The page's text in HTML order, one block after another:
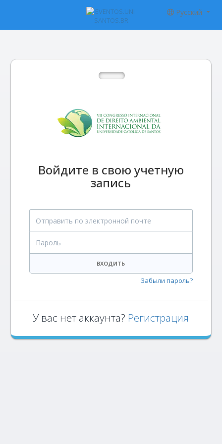
Русский
Войдите в свою учетную
запись
Отправить по электронной почте
ВХОДИТЬ
Забыли пароль?
У вас нет аккаунта? Регистрация